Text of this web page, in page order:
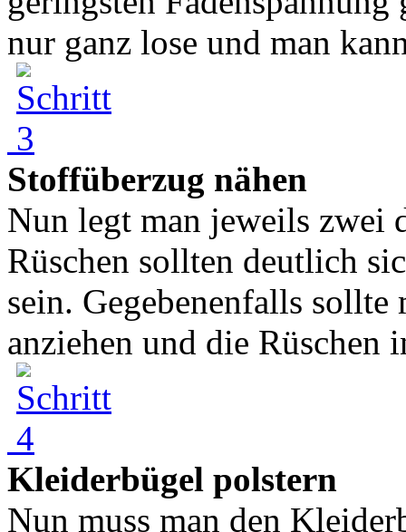
nur ganz lose und man
Stoffüberzug nähen
Nun legt man jeweils zwei
Rüschen sollten deutlich
sein. Gegebenenfalls sollte
anziehen und die Rüschen
Kleiderbügel polstern
Nun muss man den